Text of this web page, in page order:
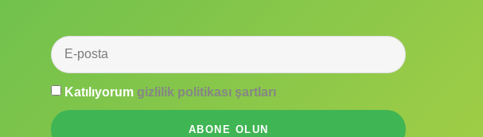
Katılıyorum gizlilik politikası şartları
ABONE OLUN